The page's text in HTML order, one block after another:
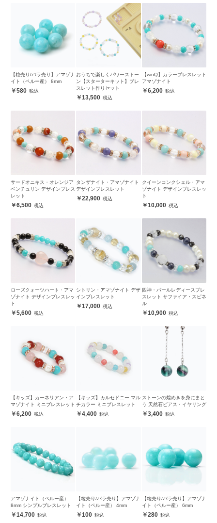
【粒売り/バラ売り】アマゾナ
イト（ペルー産） 8mm
580
おうちで楽しくパワーストー
ン【スターターキット】ブレ
スレット作りセット
13,500
【winQ】カラーブレスレット
アマゾナイト
6,200
サードオニキス・オレンジア
ベンチュリン デザインブレス
レット
6,500
タンザナイト・アマゾナイト
デザインブレスレット
22,900
クイーンコンクシェル・アマ
ゾナイト デザインブレスレッ
ト
10,000
ローズクォーツハート・アマ
ゾナイト デザインブレスレッ
ト
5,600
シトリン・アマゾナイト デザ
インブレスレット
17,000
四神・パールレディースブレ
スレット サファイア・スピネ
ル
10,900
【キッズ】カーネリアン・ア
マゾナイト ミニブレスレット
6,200
【キッズ】カルセドニー マル
チカラー ミニブレスレット
4,400
ストーンの煌めきを身にまと
う 天然石ピアス・イヤリング
3,400
アマゾナイト（ペルー産）
8mm シンプルブレスレット
14,700
【粒売り/バラ売り】アマゾナ
イト（ペルー産） 4mm
100
【粒売り/バラ売り】アマゾナ
イト（ペルー産） 6mm
280